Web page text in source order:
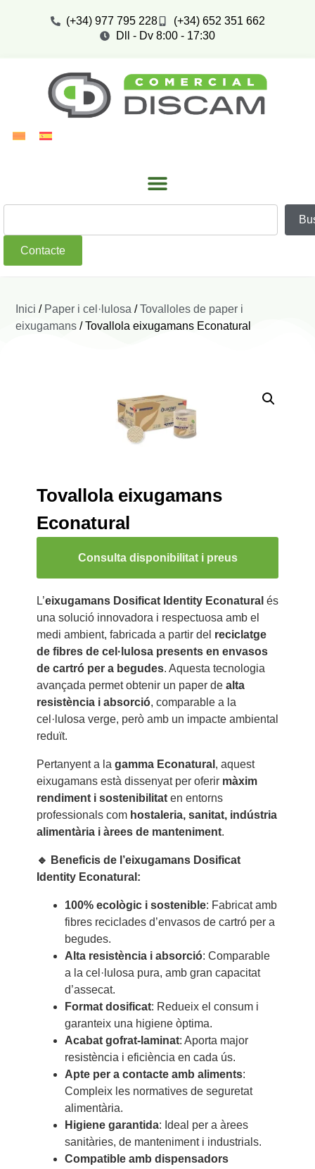
(+34) 977 795 228
(+34) 652 351 662
Dll - Dv 8:00 - 17:30
Contacte
Inici / Paper i cel·lulosa /Tovalloles de paper i
eixugamans / Tovallola eixugamans Econatural
Tovallola eixugamans
Econatural
Consulta disponibilitat i preus
L’eixugamans Dosificat Identity Econatural és
una solució innovadora i respectuosa amb el
medi ambient, fabricada a partir del reciclatge
de fibres de cel·lulosa presents en envasos
de cartró per a begudes. Aquesta tecnologia
avançada permet obtenir un paper de alta
resistència i absorció, comparable a la
cel·lulosa verge, però amb un impacte ambiental
reduït.
Pertanyent a la gamma Econatural , aquest
eixugamans està dissenyat per oferir màxim
rendiment i sostenibilitaten entorns
professionals com hostaleria, sanitat, indústria
alimentària i àrees de manteniment.
🔹 Beneficis de l’eixugamans Dosificat
Identity Econatural:
100% ecològic i sostenible: Fabricat amb
fibres reciclades d’envasos de cartró per a
begudes.
Alta resistència i absorció: Comparable
a la cel·lulosa pura, amb gran capacitat
d’assecat.
Format dosificat: Redueix el consum i
garanteix una higiene òptima.
Acabat gofrat-laminat: Aporta major
resistència i eficiència en cada ús.
Apte per a contacte amb aliments:
Compleix les normatives de seguretat
alimentària.
Higiene garantida: Ideal per a àrees
sanitàries, de manteniment i industrials.
Compatible amb dispensadors